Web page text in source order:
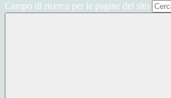
Campo di ricerca per le pagine del sito